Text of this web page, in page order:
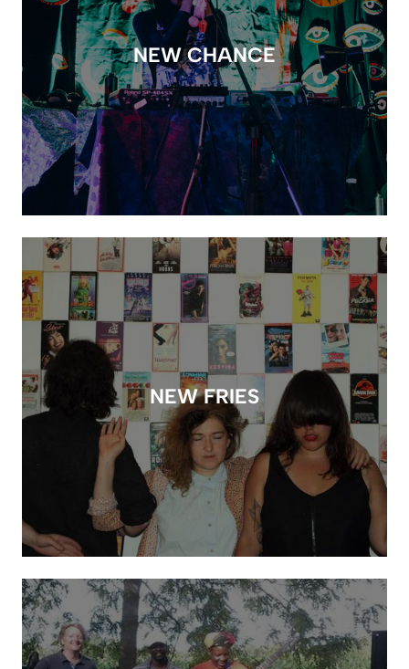
NEW CHANCE
NEW FRIES